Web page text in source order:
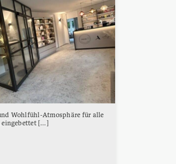
Wohlfühl-Atmosphäre für alle
[…]